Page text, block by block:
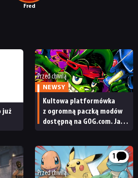
Fred
już
Przed chwilą
NEWSY
Kultowa platformówka
z ogromną paczką modów
dostępną na GOG.com. Jazz
kliknięciem
1
Przed chwilą